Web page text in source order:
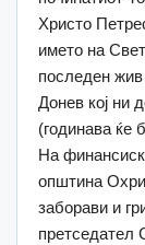
Христо
името на
последен жив
Донев кој ни
(годинава ќе
На
општина
заборави и
претседател